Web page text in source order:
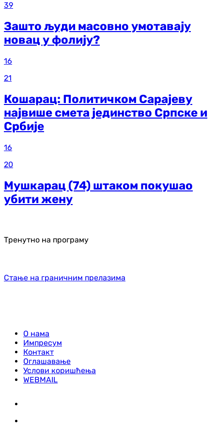
39
Зашто људи масовно умотавају
новац у фолију?
16
21
Кошарац: Политичком Сарајеву
највише смета јединство Српске и
Србије
16
20
Мушкарац (74) штаком покушао
убити жену
Тренутно на програму
Стање на граничним прелазима
О нама
Импресум
Контакт
Оглашавање
Услови коришћења
WEBMAIL